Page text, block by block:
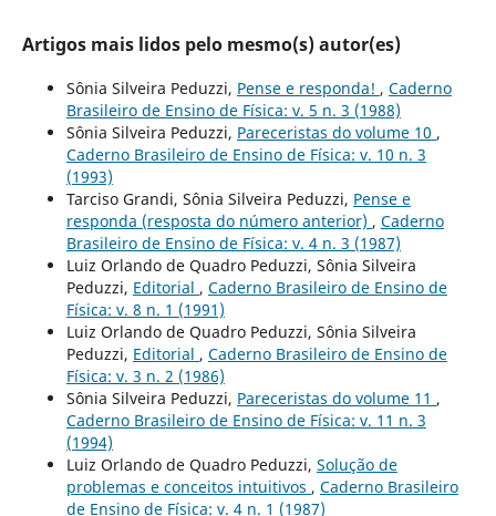
Artigos mais lidos pelo mesmo(s) autor(es)
Sônia Silveira Peduzzi, Pense e responda! , Caderno
Brasileiro de Ensino de Física: v. 5 n. 3 (1988)
Sônia Silveira Peduzzi, Pareceristas do volume 10 ,
Caderno Brasileiro de Ensino de Física: v. 10 n. 3
(1993)
Tarciso Grandi, Sônia Silveira Peduzzi, Pense e
responda (resposta do número anterior) , Caderno
Brasileiro de Ensino de Física: v. 4 n. 3 (1987)
Luiz Orlando de Quadro Peduzzi, Sônia Silveira
Peduzzi, Editorial , Caderno Brasileiro de Ensino de
Física: v. 8 n. 1 (1991)
Luiz Orlando de Quadro Peduzzi, Sônia Silveira
Peduzzi, Editorial , Caderno Brasileiro de Ensino de
Física: v. 3 n. 2 (1986)
Sônia Silveira Peduzzi, Pareceristas do volume 11 ,
Caderno Brasileiro de Ensino de Física: v. 11 n. 3
(1994)
Luiz Orlando de Quadro Peduzzi, Solução de
problemas e conceitos intuitivos , Caderno Brasileiro
de Ensino de Física: v. 4 n. 1 (1987)